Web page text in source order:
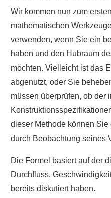
Wir kommen nun zum
mathematischen
verwenden, wenn Sie ein
haben und den Hubraum
möchten. Vielleicht ist das
abgenutzt, oder Sie
müssen überprüfen, ob der
dieser Methode können
durch Beobachtung seines
Die Formel basiert auf der
Durchfluss,
bereits diskutiert haben.